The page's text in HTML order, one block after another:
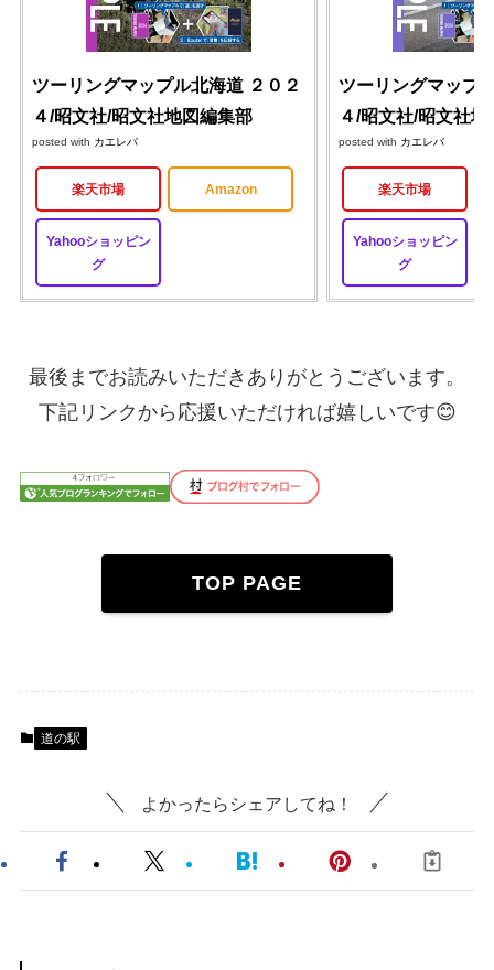
ツーリングマップル北海道 ２０２
４/昭文社/昭文社地図編集部
posted with カエレバ
楽天市場 Amazon
Yahooショッピン
グ
ツーリングマップ
４/昭文社/昭文社
posted with カエレバ
楽天市場
Yahooショッピン
グ
最後までお読みいただきありがとうございます。
下記リンクから応援いただければ嬉しいです😊
TOP PAGE
道の駅
よかったらシェアしてね！